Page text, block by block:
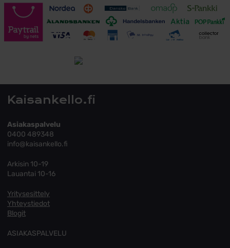
Toimitusehdot
Kaisankello.fi
Asiakaspalvelu
0400 489348
info@kaisankello.fi
Arkisin 10-19
Lauantai 10-16
Yritysesittely
Yhteystiedot
Blogit
ASIAKASPALVELU